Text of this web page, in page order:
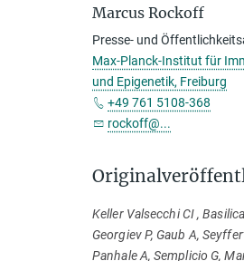
Marcus Rockoff
Presse- und
Max-Planck-Institut für
und Epigenetik, Freiburg
+49 761 5108-368
rockoff@...
Keller Valsecchi CI ,
Georgiev P, Gaub A,
Panhale A, Semplicio G,